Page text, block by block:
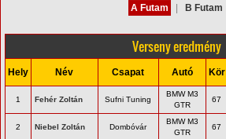
A Futam B Futam
Verseny eredmény
Hely Név Csapat Autó Kör
1 Fehér Zoltán Sufni Tuning
BMW M3
GTR
67
2 Niebel Zoltán Dombóvár
BMW M3
GTR
67